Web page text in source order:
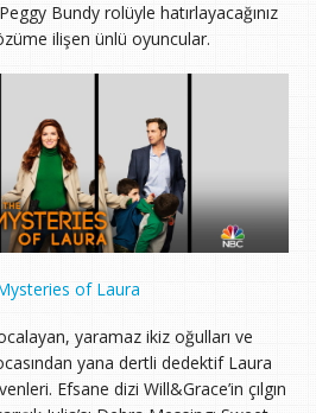
Bundy rolüyle hatırlayacağınız
ilişen ünlü oyuncular.
of Laura
yaramaz ikiz oğulları ve
yana dertli dedektif Laura
Efsane dizi Will&Grace’in çılgın